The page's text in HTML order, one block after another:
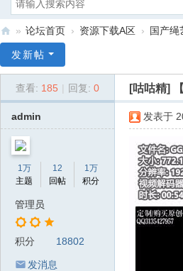
域
» 论坛首页 › 资源下载A区 › 国产绳
发新帖
查看: 185 回复: 0 [咕咕精]
admin
1万
主题
12
回帖
1万
积分
管理员
积分 18802
发消息
发表于